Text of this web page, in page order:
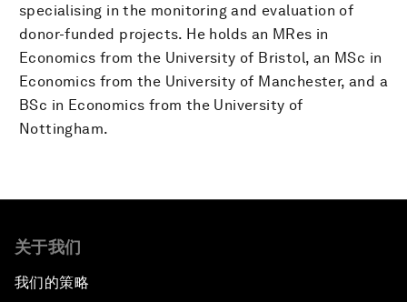
specialising in the monitoring and evaluation of
donor-funded projects. He holds an MRes in
Economics from the University of Bristol, an MSc in
Economics from the University of Manchester, and a
BSc in Economics from the University of
Nottingham.
关于我们
我们的策略